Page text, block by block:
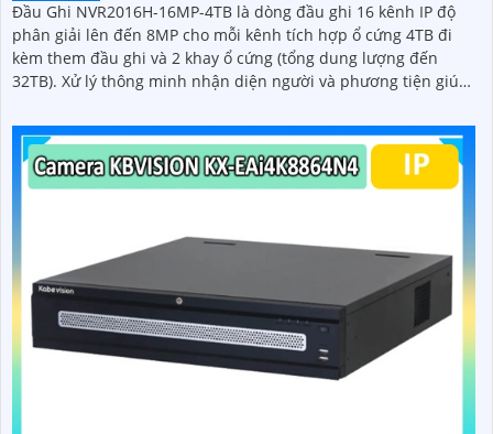
ĐẦU GHI 16 KÊNH IP POE VIGI NVR2016H-16MP-4TB
5%-35%
liên hệ
Đầu Ghi NVR2016H-16MP-4TB là dòng đầu ghi 16 kênh IP độ
phân giải lên đến 8MP cho mỗi kênh tích hợp ổ cứng 4TB đi